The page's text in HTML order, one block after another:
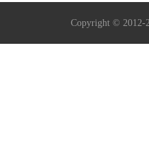
Copyright © 2012-